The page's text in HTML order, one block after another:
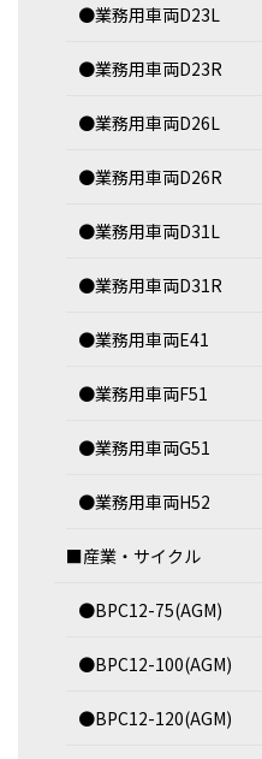
●業務用車両D23L
●業務用車両D23R
●業務用車両D26L
●業務用車両D26R
●業務用車両D31L
●業務用車両D31R
●業務用車両E41
●業務用車両F51
●業務用車両G51
●業務用車両H52
■産業・サイクル
●BPC12-75(AGM)
●BPC12-100(AGM)
●BPC12-120(AGM)